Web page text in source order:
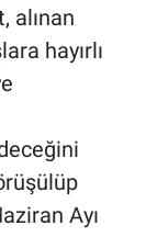
alınan
hayırlı
Ayı